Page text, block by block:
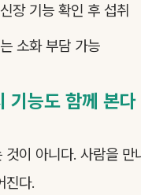
장 기능 확인 후 섭취
소화 부담 가능
기능도 함께 본다
것이 아니다. 사람을
진다.